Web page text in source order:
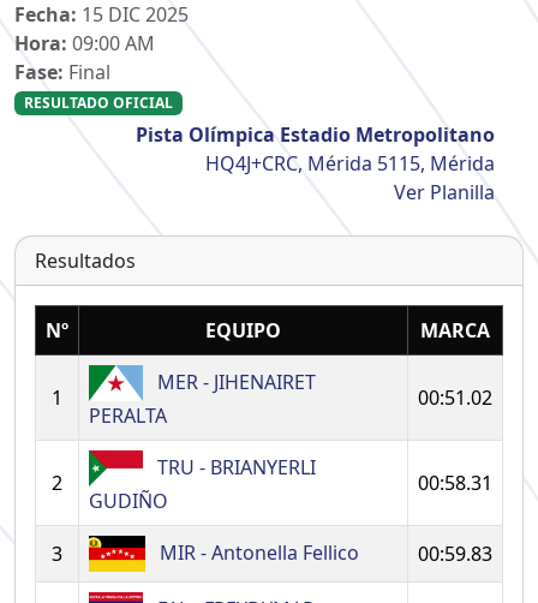
Fecha: 15 DIC 2025
Hora: 09:00 AM
Fase: Final
RESULTADO OFICIAL
Pista Olímpica Estadio Metropolitano
HQ4J+CRC, Mérida 5115, Mérida
Ver Planilla
Resultados
Nº EQUIPO MARCA
1
MER - JIHENAIRET
PERALTA
00:51.02
2
TRU - BRIANYERLI
GUDIÑO
00:58.31
3 MIR - Antonella Fellico 00:59.83